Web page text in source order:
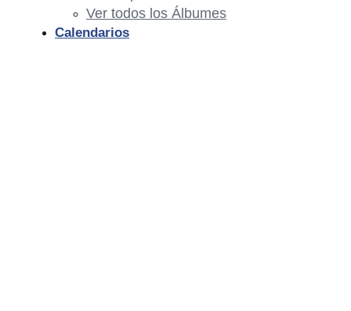
Ver todos los Álbumes
Calendarios